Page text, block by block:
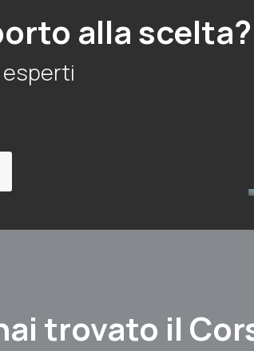
alla scelta?
trovato il